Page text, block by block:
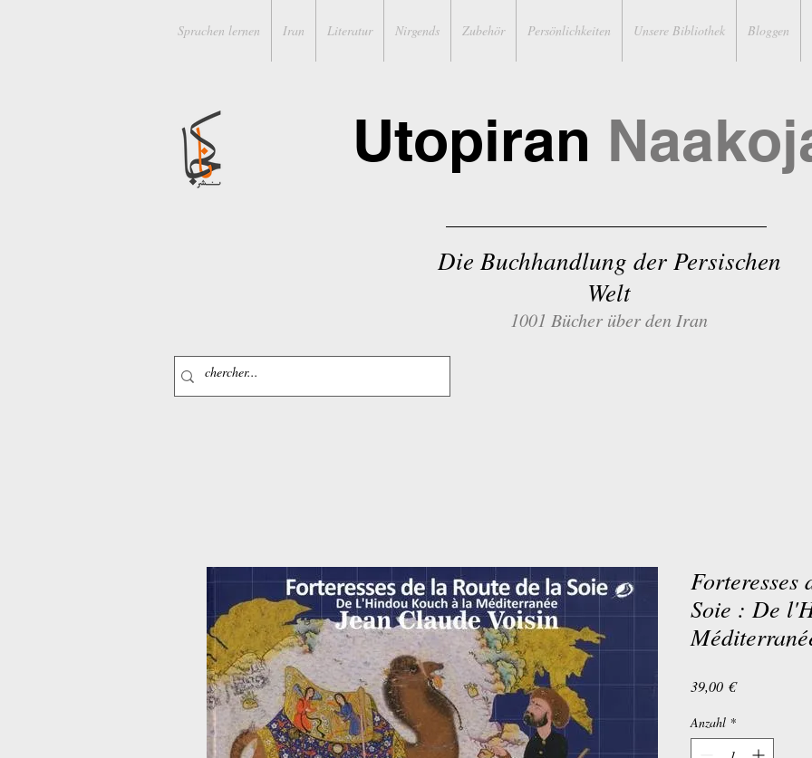
Sprachen lernen Iran Literatur Nirgends Zubehör Persönlichkeiten Unsere Bibliothek Bloggen
Utopiran
Die Buchhandlung der Persischen
Welt
1001 Bücher über den Iran
Forteresses
Soie : De
39,00 €Preis
Anzahl *